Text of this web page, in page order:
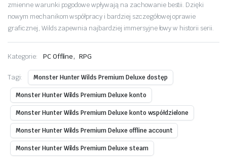
zmienne warunki pogodowe wpływają na zachowanie bestii. Dzięki
nowym mechanikom współpracy i bardziej szczegółowej oprawie
graficznej, Wilds zapewnia najbardziej immersyjne łowy w historii serii.
Kategorie: PC Offline, RPG
Tagi: Monster Hunter Wilds Premium Deluxe dostęp
Monster Hunter Wilds Premium Deluxe konto
Monster Hunter Wilds Premium Deluxe konto współdzielone
Monster Hunter Wilds Premium Deluxe offline account
Monster Hunter Wilds Premium Deluxe steam